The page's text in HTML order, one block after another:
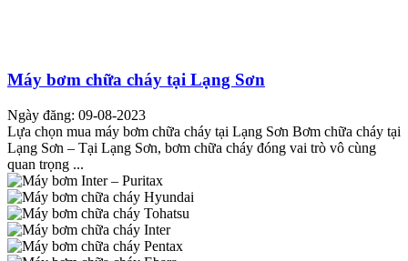
Máy bơm chữa cháy tại Lạng Sơn
Ngày đăng: 09-08-2023
Lựa chọn mua máy bơm chữa cháy tại Lạng Sơn Bơm chữa cháy tại
Lạng Sơn – Tại Lạng Sơn, bơm chữa cháy đóng vai trò vô cùng
quan trọng ...